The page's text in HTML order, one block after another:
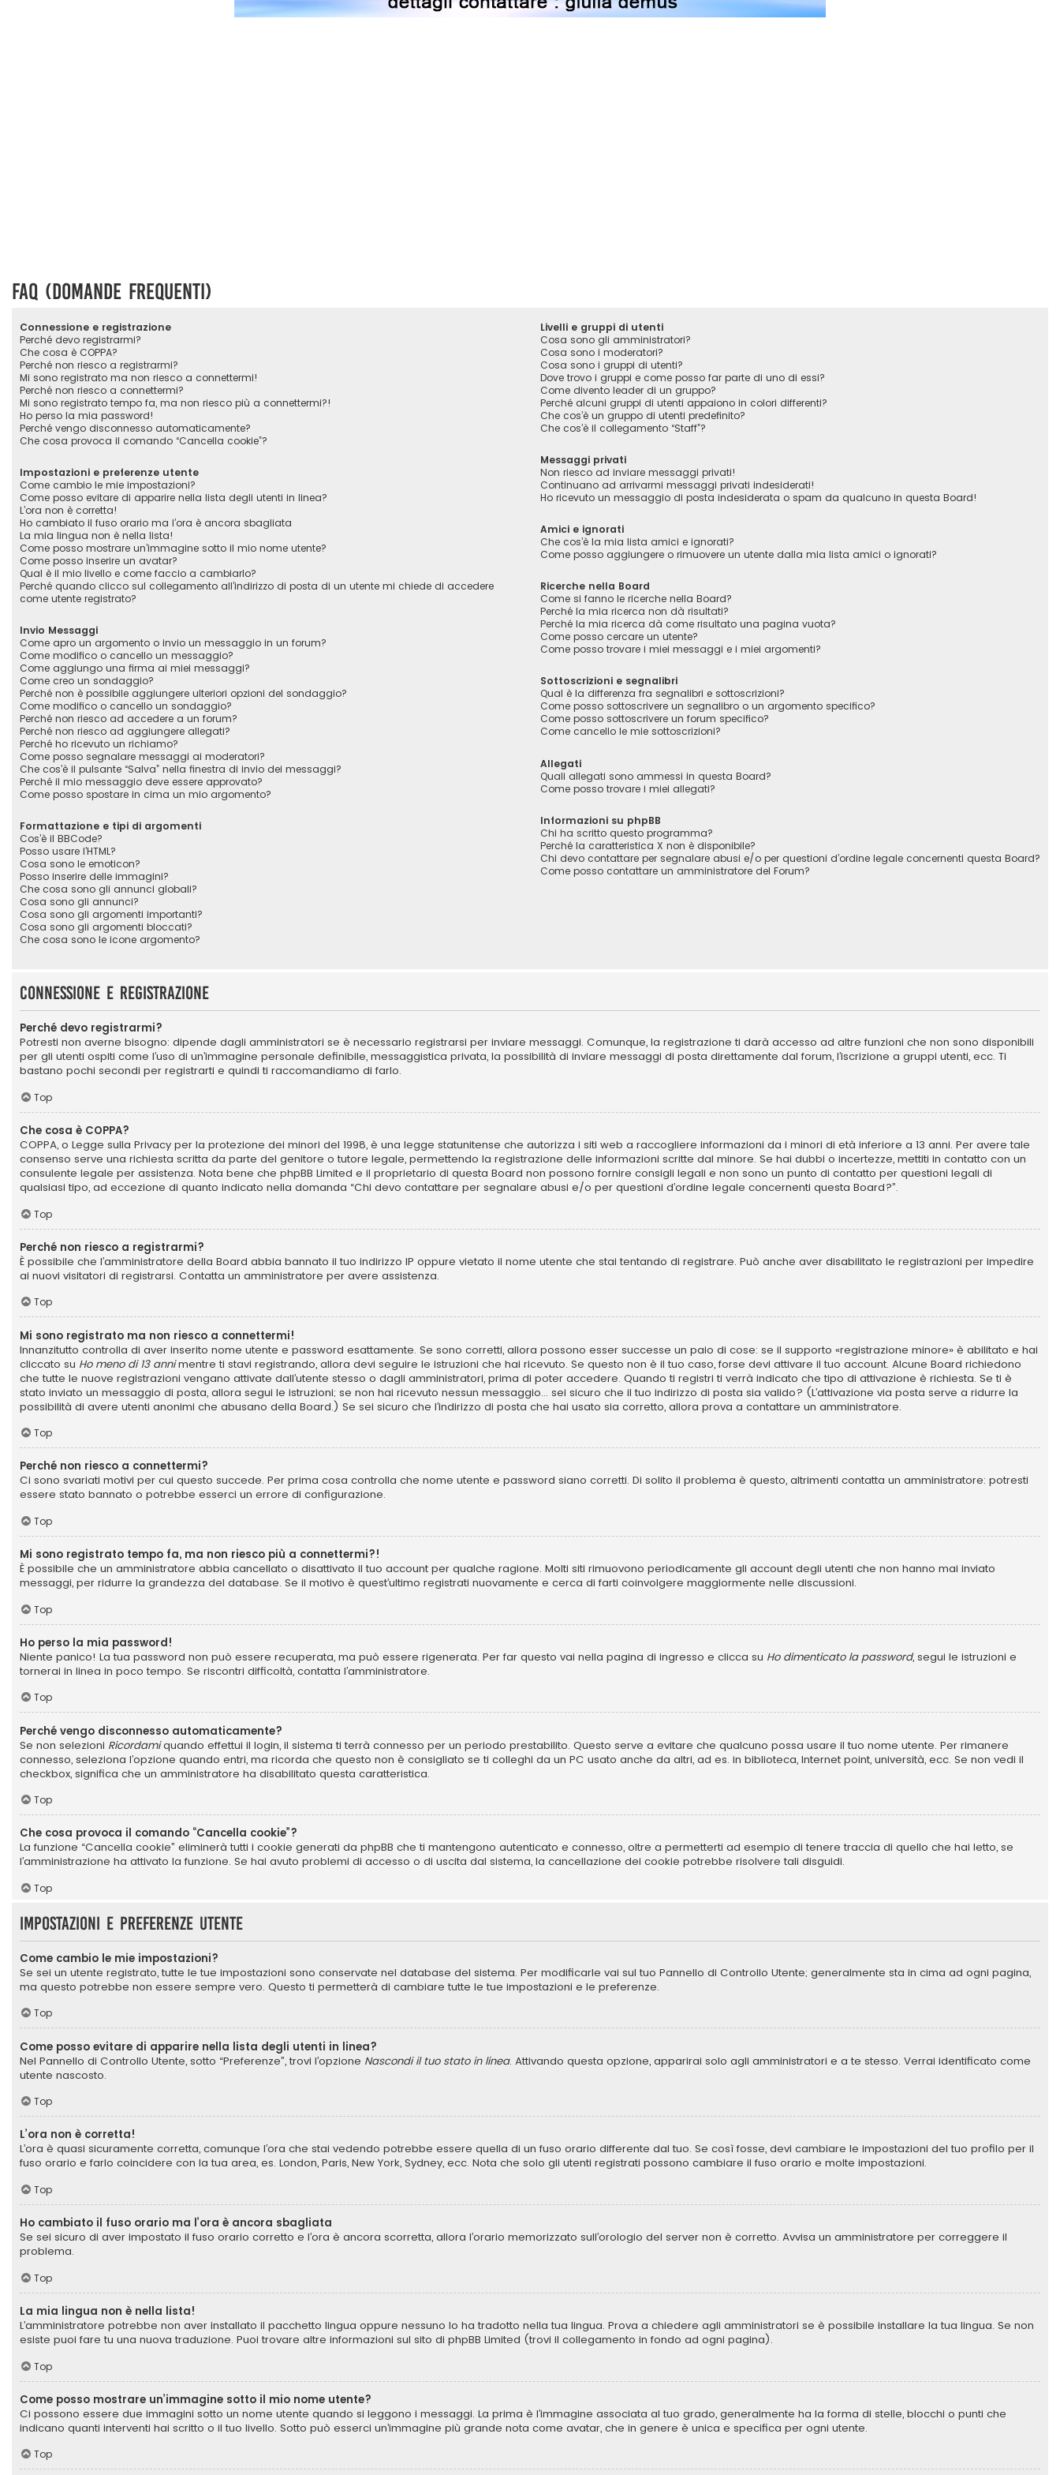
FAQ (Domande Frequenti)
Connessione e registrazione
Perché devo registrarmi?
Che cosa è COPPA?
Perché non riesco a registrarmi?
Mi sono registrato ma non riesco a connettermi!
Perché non riesco a connettermi?
Mi sono registrato tempo fa, ma non riesco più a connettermi?!
Ho perso la mia password!
Perché vengo disconnesso automaticamente?
Che cosa provoca il comando “Cancella cookie”?
Impostazioni e preferenze utente
Come cambio le mie impostazioni?
Come posso evitare di apparire nella lista degli utenti in linea?
L’ora non è corretta!
Ho cambiato il fuso orario ma l’ora è ancora sbagliata
La mia lingua non è nella lista!
Come posso mostrare un’immagine sotto il mio nome utente?
Come posso inserire un avatar?
Qual è il mio livello e come faccio a cambiarlo?
Perché quando clicco sul collegamento all’indirizzo di posta di un utente mi chiede di accedere
come utente registrato?
Invio Messaggi
Come apro un argomento o invio un messaggio in un forum?
Come modifico o cancello un messaggio?
Come aggiungo una firma ai miei messaggi?
Come creo un sondaggio?
Perché non è possibile aggiungere ulteriori opzioni del sondaggio?
Come modifico o cancello un sondaggio?
Perché non riesco ad accedere a un forum?
Perché non riesco ad aggiungere allegati?
Perché ho ricevuto un richiamo?
Come posso segnalare messaggi ai moderatori?
Che cos’è il pulsante “Salva” nella finestra di invio dei messaggi?
Perché il mio messaggio deve essere approvato?
Come posso spostare in cima un mio argomento?
Formattazione e tipi di argomenti
Cos’è il BBCode?
Posso usare l’HTML?
Cosa sono le emoticon?
Posso inserire delle immagini?
Che cosa sono gli annunci globali?
Cosa sono gli annunci?
Cosa sono gli argomenti importanti?
Cosa sono gli argomenti bloccati?
Che cosa sono le icone argomento?
Livelli e gruppi di utenti
Cosa sono gli amministratori?
Cosa sono i moderatori?
Cosa sono i gruppi di utenti?
Dove trovo i gruppi e come posso far parte di uno di essi?
Come divento leader di un gruppo?
Perché alcuni gruppi di utenti appaiono in colori differenti?
Che cos’è un gruppo di utenti predefinito?
Che cos’è il collegamento “Staff”?
Messaggi privati
Non riesco ad inviare messaggi privati!
Continuano ad arrivarmi messaggi privati indesiderati!
Ho ricevuto un messaggio di posta indesiderata o spam da qualcuno in questa Board!
Amici e ignorati
Che cos’è la mia lista amici e ignorati?
Come posso aggiungere o rimuovere un utente dalla mia lista amici o ignorati?
Ricerche nella Board
Come si fanno le ricerche nella Board?
Perché la mia ricerca non dà risultati?
Perché la mia ricerca dà come risultato una pagina vuota?
Come posso cercare un utente?
Come posso trovare i miei messaggi e i miei argomenti?
Sottoscrizioni e segnalibri
Qual è la differenza fra segnalibri e sottoscrizioni?
Come posso sottoscrivere un segnalibro o un argomento specifico?
Come posso sottoscrivere un forum specifico?
Come cancello le mie sottoscrizioni?
Allegati
Quali allegati sono ammessi in questa Board?
Come posso trovare i miei allegati?
Informazioni su phpBB
Chi ha scritto questo programma?
Perché la caratteristica X non è disponibile?
Chi devo contattare per segnalare abusi e/o per questioni d’ordine legale concernenti questa Board?
Come posso contattare un amministratore del Forum?
Connessione e registrazione
Perché devo registrarmi?
Potresti non averne bisogno: dipende dagli amministratori se è necessario registrarsi per inviare messaggi. Comunque, la registrazione ti darà accesso ad altre funzioni che non sono disponibili
per gli utenti ospiti come l’uso di un’immagine personale definibile, messaggistica privata, la possibilità di inviare messaggi di posta direttamente dal forum, l’iscrizione a gruppi utenti, ecc. Ti
bastano pochi secondi per registrarti e quindi ti raccomandiamo di farlo.
Top
Che cosa è COPPA?
COPPA, o Legge sulla Privacy per la protezione dei minori del 1998, è una legge statunitense che autorizza i siti web a raccogliere informazioni da i minori di età inferiore a 13 anni. Per avere tale
consenso serve una richiesta scritta da parte del genitore o tutore legale, permettendo la registrazione delle informazioni scritte dal minore. Se hai dubbi o incertezze, mettiti in contatto con un
consulente legale per assistenza. Nota bene che phpBB Limited e il proprietario di questa Board non possono fornire consigli legali e non sono un punto di contatto per questioni legali di
qualsiasi tipo, ad eccezione di quanto indicato nella domanda “Chi devo contattare per segnalare abusi e/o per questioni d’ordine legale concernenti questa Board?”.
Top
Perché non riesco a registrarmi?
È possibile che l’amministratore della Board abbia bannato il tuo indirizzo IP oppure vietato il nome utente che stai tentando di registrare. Può anche aver disabilitato le registrazioni per impedire
ai nuovi visitatori di registrarsi. Contatta un amministratore per avere assistenza.
Top
Mi sono registrato ma non riesco a connettermi!
Innanzitutto controlla di aver inserito nome utente e password esattamente. Se sono corretti, allora possono esser successe un paio di cose: se il supporto «registrazione minore» è abilitato e hai
cliccato su Ho meno di 13 annimentre ti stavi registrando, allora devi seguire le istruzioni che hai ricevuto. Se questo non è il tuo caso, forse devi attivare il tuo account. Alcune Board richiedono
che tutte le nuove registrazioni vengano attivate dall’utente stesso o dagli amministratori, prima di poter accedere. Quando ti registri ti verrà indicato che tipo di attivazione è richiesta. Se ti è
stato inviato un messaggio di posta, allora segui le istruzioni; se non hai ricevuto nessun messaggio... sei sicuro che il tuo indirizzo di posta sia valido? (L’attivazione via posta serve a ridurre la
possibilità di avere utenti anonimi che abusano della Board.) Se sei sicuro che l’indirizzo di posta che hai usato sia corretto, allora prova a contattare un amministratore.
Top
Perché non riesco a connettermi?
Ci sono svariati motivi per cui questo succede. Per prima cosa controlla che nome utente e password siano corretti. Di solito il problema è questo, altrimenti contatta un amministratore: potresti
essere stato bannato o potrebbe esserci un errore di configurazione.
Top
Mi sono registrato tempo fa, ma non riesco più a connettermi?!
È possibile che un amministratore abbia cancellato o disattivato il tuo account per qualche ragione. Molti siti rimuovono periodicamente gli account degli utenti che non hanno mai inviato
messaggi, per ridurre la grandezza del database. Se il motivo è quest’ultimo registrati nuovamente e cerca di farti coinvolgere maggiormente nelle discussioni.
Top
Ho perso la mia password!
Niente panico! La tua password non può essere recuperata, ma può essere rigenerata. Per far questo vai nella pagina di ingresso e clicca su Ho dimenticato la password, segui le istruzioni e
tornerai in linea in poco tempo. Se riscontri difficoltà, contatta l’amministratore.
Top
Perché vengo disconnesso automaticamente?
Se non selezioni Ricordamiquando effettui il login, il sistema ti terrà connesso per un periodo prestabilito. Questo serve a evitare che qualcuno possa usare il tuo nome utente. Per rimanere
connesso, seleziona l’opzione quando entri, ma ricorda che questo non è consigliato se ti colleghi da un PC usato anche da altri, ad es. in biblioteca, Internet point, università, ecc. Se non vedi il
checkbox, significa che un amministratore ha disabilitato questa caratteristica.
Top
Che cosa provoca il comando “Cancella cookie”?
La funzione “Cancella cookie” eliminerà tutti i cookie generati da phpBB che ti mantengono autenticato e connesso, oltre a permetterti ad esempio di tenere traccia di quello che hai letto, se
l’amministrazione ha attivato la funzione. Se hai avuto problemi di accesso o di uscita dal sistema, la cancellazione dei cookie potrebbe risolvere tali disguidi.
Top
Impostazioni e preferenze utente
Come cambio le mie impostazioni?
Se sei un utente registrato, tutte le tue impostazioni sono conservate nel database del sistema. Per modificarle vai sul tuo Pannello di Controllo Utente; generalmente sta in cima ad ogni pagina,
ma questo potrebbe non essere sempre vero. Questo ti permetterà di cambiare tutte le tue impostazioni e le preferenze.
Top
Come posso evitare di apparire nella lista degli utenti in linea?
Nel Pannello di Controllo Utente, sotto “Preferenze”, trovi l’opzione Nascondi il tuo stato in linea. Attivando questa opzione, apparirai solo agli amministratori e a te stesso. Verrai identificato come
utente nascosto.
Top
L’ora non è corretta!
L’ora è quasi sicuramente corretta, comunque l’ora che stai vedendo potrebbe essere quella di un fuso orario differente dal tuo. Se così fosse, devi cambiare le impostazioni del tuo profilo per il
fuso orario e farlo coincidere con la tua area, es. London, Paris, New York, Sydney, ecc. Nota che solo gli utenti registrati possono cambiare il fuso orario e molte impostazioni.
Top
Ho cambiato il fuso orario ma l’ora è ancora sbagliata
Se sei sicuro di aver impostato il fuso orario corretto e l’ora è ancora scorretta, allora l’orario memorizzato sull’orologio del server non è corretto. Avvisa un amministratore per correggere il
problema.
Top
La mia lingua non è nella lista!
L’amministratore potrebbe non aver installato il pacchetto lingua oppure nessuno lo ha tradotto nella tua lingua. Prova a chiedere agli amministratori se è possibile installare la tua lingua. Se non
esiste puoi fare tu una nuova traduzione. Puoi trovare altre informazioni sul sito di phpBB Limited (trovi il collegamento in fondo ad ogni pagina).
Top
Come posso mostrare un’immagine sotto il mio nome utente?
Ci possono essere due immagini sotto un nome utente quando si leggono i messaggi. La prima è l’immagine associata al tuo grado, generalmente ha la forma di stelle, blocchi o punti che
indicano quanti interventi hai scritto o il tuo livello. Sotto può esserci un’immagine più grande nota come avatar, che in genere è unica e specifica per ogni utente.
Top